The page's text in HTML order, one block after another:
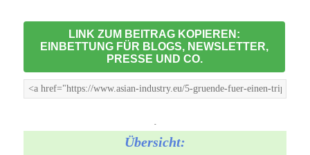
LINK ZUM BEITRAG KOPIEREN:
EINBETTUNG FÜR BLOGS, NEWSLETTER,
PRESSE UND CO.
-
Übersicht: